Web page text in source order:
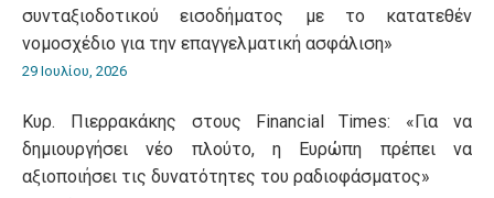
συνταξιοδοτικού εισοδήματος με το κατατεθέν
νομοσχέδιο για την επαγγελματική ασφάλιση»
29 Ιουλίου, 2026
Κυρ. Πιερρακάκης στους Financial Times: «Για να
δημιουργήσει νέο πλούτο, η Ευρώπη πρέπει να
αξιοποιήσει τις δυνατότητες του ραδιοφάσματος»